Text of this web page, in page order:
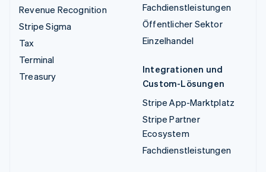
Revenue Recognition
Stripe Sigma
Tax
Terminal
Treasury
Fachdienstleistungen
Öffentlicher Sektor
Einzelhandel
Integrationen und
Custom-Lösungen
Stripe App-Marktplatz
Stripe Partner
Ecosystem
Fachdienstleistungen